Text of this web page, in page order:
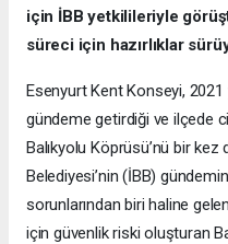
için İBB yetkilileriyle
süreci için hazırlıklar
Esenyurt Kent Konseyi, 2021
gündeme getirdiği ve ilçede
Balıkyolu Köprüsü’nü bir
Belediyesi’nin (İBB)
sorunlarından biri haline
için güvenlik riski oluşturan